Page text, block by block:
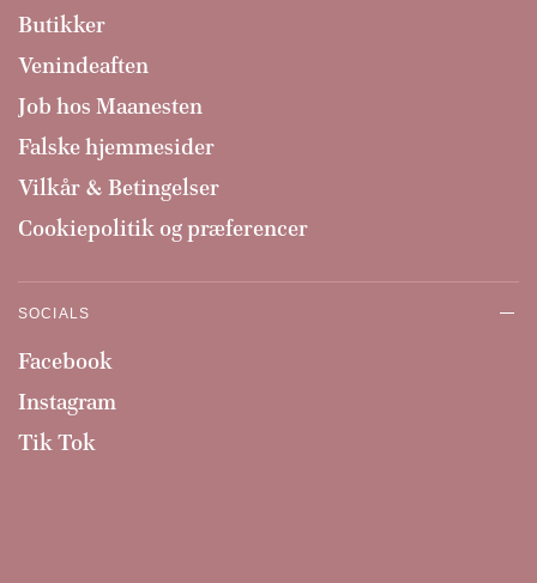
Butikker
Venindeaften
Job hos Maanesten
Falske hjemmesider
Vilkår & Betingelser
Cookiepolitik og præferencer
SOCIALS
Facebook
Instagram
Tik Tok